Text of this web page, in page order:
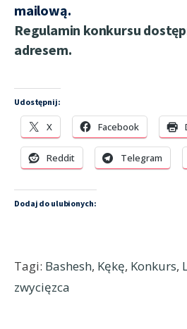
mailową.
Regulamin konkursu
adresem.
Udostępnij:
X Facebook
Reddit Telegram
Dodaj do ulubionych:
Tagi: Bashesh, Kękę, Konkurs,
zwycięzca